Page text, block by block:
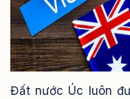
Đất nước Úc luôn